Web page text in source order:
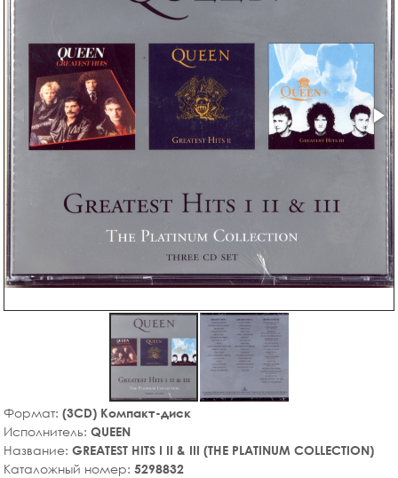
Формат: (3CD) Компакт-диск
Исполнитель: QUEEN
Название: GREATEST HITS I II & III (THE PLATINUM COLLECTION)
Каталожный номер: 5298832